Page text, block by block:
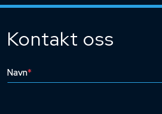
Kontakt oss
Navn*